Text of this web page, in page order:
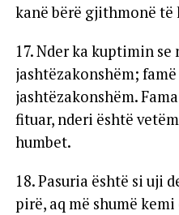
kanë bërë gjithmonë të
17. Nder ka kuptimin
jashtëzakonshëm;
jashtëzakonshëm.
fituar, nderi është
humbet.
18. Pasuria është si uji
pirë, aq më shumë